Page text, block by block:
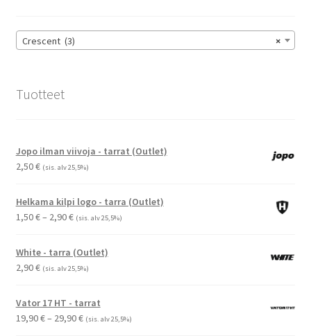
sivulla.
×
Crescent (3)
Tuotteet
Jopo ilman viivoja - tarrat (Outlet)
2,50€ (sis. alv 25,5%)
Helkama kilpi logo - tarra (Outlet)
1,50€– 2,90€Hintaluokka:
-
2,90 €
(sis. alv 25,5%)
White - tarra (Outlet)
2,90€ (sis. alv 25,5%)
Vator 17 HT - tarrat
19,90€– 29,90€Hintaluokka:
(sis. alv 25,5%)